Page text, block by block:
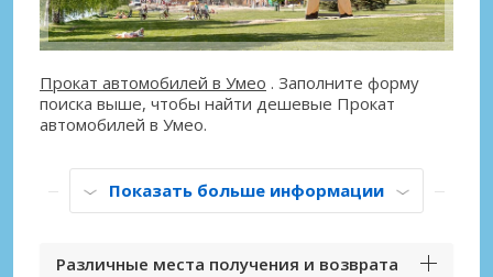
Прокат автомобилей в Умео . Заполните форму
поиска выше, чтобы найти дешевые Прокат
автомобилей в Умео.
Показать больше информации
Различные места получения и возврата